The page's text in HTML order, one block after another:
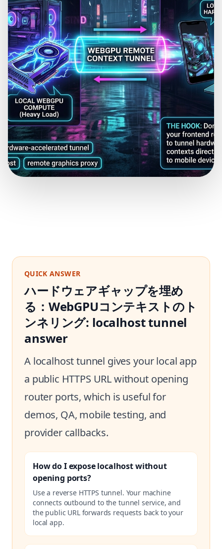
QUICK ANSWER
ハードウェアギャップを埋め
る：WebGPUコンテキストのト
ンネリング: localhost tunnel
answer
A localhost tunnel gives your local app
a public HTTPS URL without opening
router ports, which is useful for
demos, QA, mobile testing, and
provider callbacks.
How do I expose localhost without
opening ports?
Use a reverse HTTPS tunnel. Your machine
connects outbound to the tunnel service, and
the public URL forwards requests back to your
local app.